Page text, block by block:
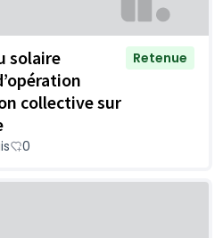
solaire
collective sur
Retenue
0